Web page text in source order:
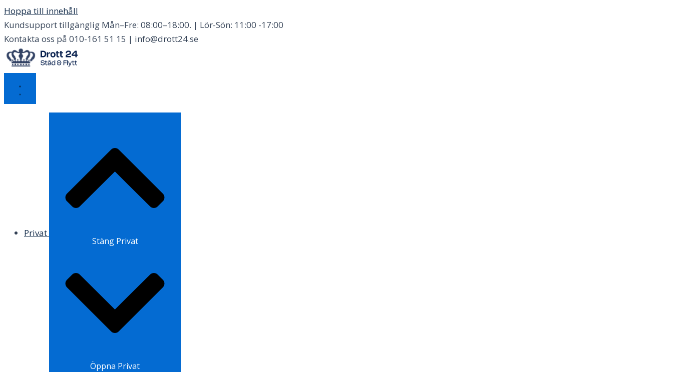
Hoppa till innehåll
Kundsupport tillgänglig Mån–Fre: 08:00–18:00. | Lör-Sön: 11:00 -17:00
Kontakta oss på 010-161 51 15 | info@drott24.se
Privat
Stäng Privat
Öppna Privat